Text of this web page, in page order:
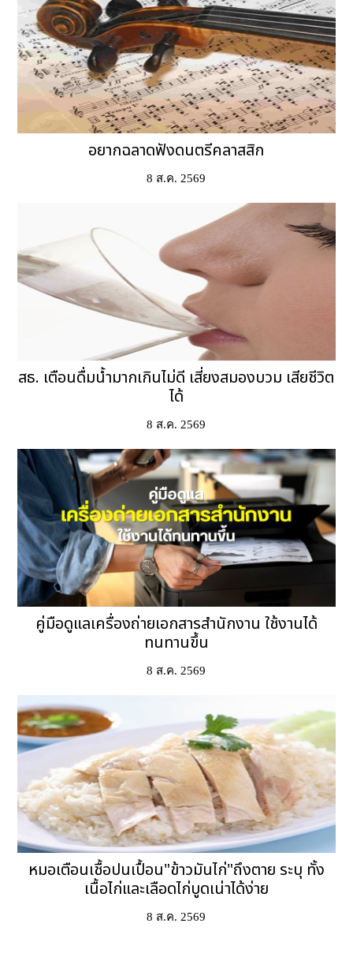
อยากฉลาดฟังดนตรีคลาสสิก
8 ส.ค. 2569
สธ. เตือนดื่มน้ำมากเกินไม่ดี เสี่ยงสมองบวม เสียชีวิต
ได้
8 ส.ค. 2569
คู่มือดูแลเครื่องถ่ายเอกสารสำนักงาน ใช้งานได้
ทนทานขึ้น
8 ส.ค. 2569
หมอเตือนเชื้อปนเปื้อน"ข้าวมันไก่"ถึงตาย ระบุ ทั้ง
เนื้อไก่และเลือดไก่บูดเน่าได้ง่าย
8 ส.ค. 2569